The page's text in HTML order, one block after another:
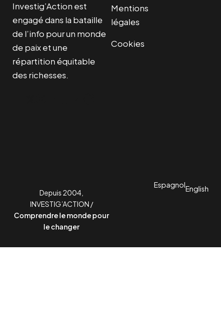
Investig’Action est
engagé dans la bataille
de l’info pour un monde
de paix et une
répartition équitable
des richesses.
Mentions
légales
Cookies
Depuis 2004,
INVESTIG’ACTION /
Comprendre le monde pour
le changer
EspagnolEnglish